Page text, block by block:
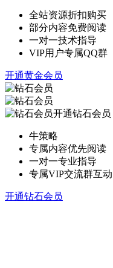
全站资源折扣购买
部分内容免费阅读
一对一技术指导
VIP用户专属QQ群
开通黄金会员
开通钻石会员
牛策略
专属内容优先阅读
一对一专业指导
专属VIP交流群互动
开通钻石会员